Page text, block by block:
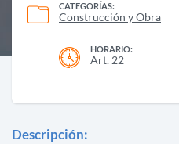
CATEGORÍAS:
Construcción y Obra
HORARIO:
Art. 22
Descripción: